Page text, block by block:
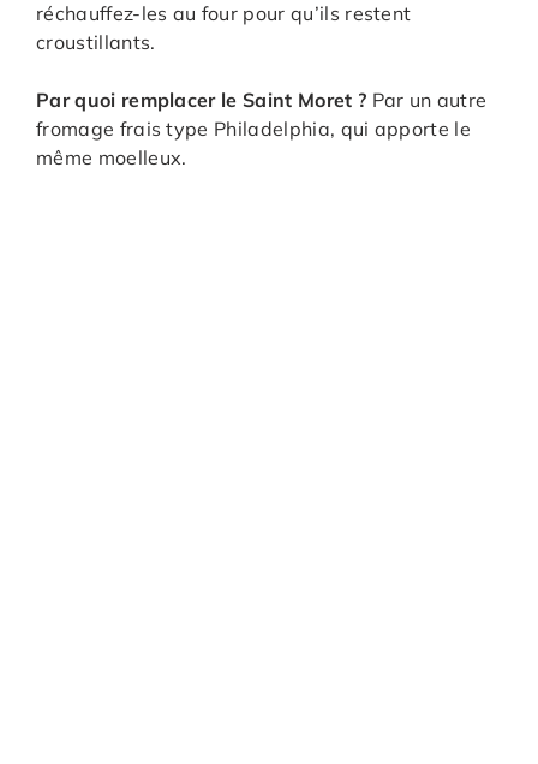
réchauffez-les au four pour qu’ils restent
croustillants.
Par quoi remplacer le Saint Moret ? Par un autre
fromage frais type Philadelphia, qui apporte le
même moelleux.